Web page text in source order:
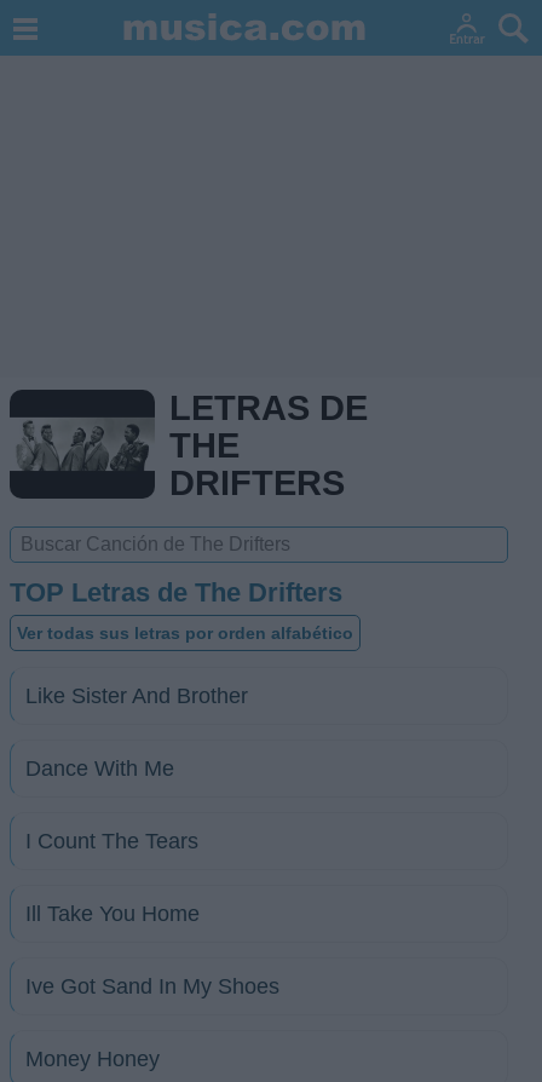
LETRAS DE
THE
DRIFTERS
TOP Letras de The Drifters
Ver todas sus letras por orden alfabético
Like Sister And Brother
Dance With Me
I Count The Tears
Ill Take You Home
Ive Got Sand In My Shoes
Money Honey